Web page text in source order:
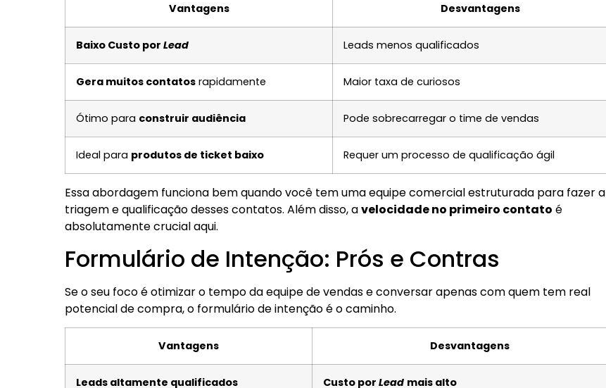
Vantagens Desvantagens
Baixo Custo por Lead Leads menos qualificados
Gera muitos contatos rapidamente Maior taxa de curiosos
Ótimo para construir audiência Pode sobrecarregar o time de vendas
Ideal para produtos de ticket baixo Requer um processo de qualificação ágil
Essa abordagem funciona bem quando você tem uma equipe comercial estruturada para fazer a
triagem e qualificação desses contatos. Além disso, avelocidade no primeiro contato é
absolutamente crucial aqui.
Formulário de Intenção: Prós e Contras
Se o seu foco é otimizar o tempo da equipe de vendas e conversar apenas com quem tem real
potencial de compra, o formulário de intenção é o caminho.
Vantagens Desvantagens
Leads altamente qualificados Custo por Lead mais alto